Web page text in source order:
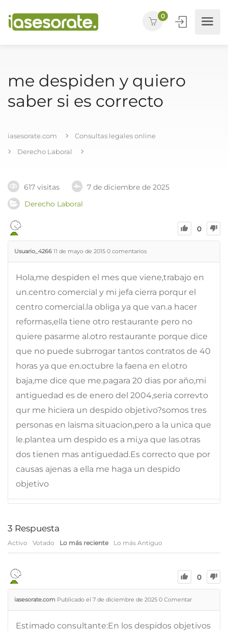
0
me despiden y quiero
saber si es correcto
iasesorate.com
Consultas legales online
Derecho Laboral
617 visitas
7 de diciembre de 2025
Derecho Laboral
0
Usuario_4266 11 de mayo de 2015 0 comentarios
Hola,me despiden el mes que viene,trabajo en
un.centro comercial y mi jefa cierra porqur el
centro comercial.la obliga ya que van.a hacer
reformas,ella tiene otro restaurante pero no
quiere pasarme al.otro restaurante porque dice
que no puede subrrogar tantos contratos de 40
horas ya que en.octubre la faena en el.otro
baja,me dice que me.pagara 20 dias por año,mi
antiguedad es de enero del 2004,seria correvto
qur me hiciera un despido objetivo?somos tres
personas en laisma situacion,pero a la unica que
le.plantea um despido es a mi,ya que las.otras
dos tienen mas antiguedad.Es correcto que por
causas ajenas a ella me haga un despido
objetivo
3 Respuesta
Activo Votado Lo más reciente Lo más Antiguo
0
iasesorate.com Publicado el 7 de diciembre de 2025 0 Comentar
Estimado consultante:En los despidos objetivos